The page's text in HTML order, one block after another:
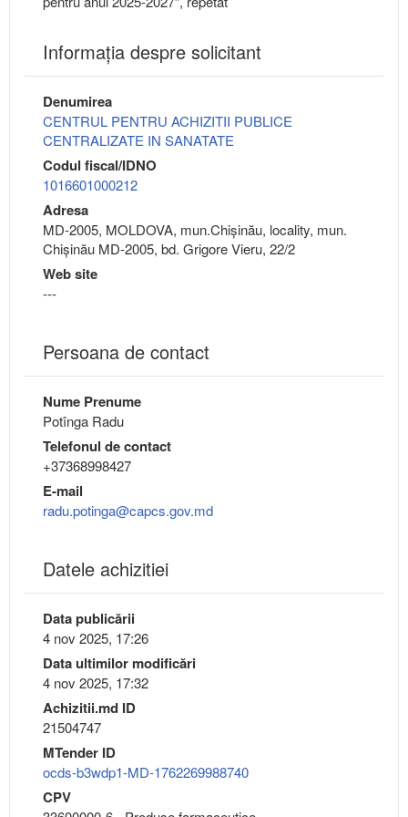
Informaţia despre solicitant
Denumirea
CENTRUL PENTRU ACHIZITII PUBLICE
CENTRALIZATE IN SANATATE
Codul fiscal/IDNO
1016601000212
Adresa
MD-2005, MOLDOVA, mun.Chişinău, locality, mun.
Chișinău MD-2005, bd. Grigore Vieru, 22/2
Web site
---
Persoana de contact
Nume Prenume
Potînga Radu
Telefonul de contact
+37368998427
E-mail
radu.potinga@capcs.gov.md
Datele achizitiei
Data publicării
4 nov 2025, 17:26
Data ultimilor modificări
4 nov 2025, 17:32
Achizitii.md ID
21504747
MTender ID
ocds-b3wdp1-MD-1762269988740
CPV